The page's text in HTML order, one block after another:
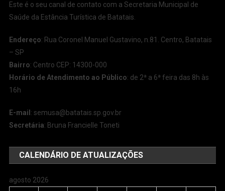
Este é o seu canal de contato com a Secretaria Municipal de
Saúde da Estância Turística de Batatais.
Endereço: Rua Coronel Manuel Gustavino, n.81. Centro, Batatais
– SP
Bairro: Centro CEP: 14300-000
Horário de Atendimento ao Público: de 2ª a 6ª feira das 8h às
16h
E-mail :semusa@batatais.sp.gov.br
Secretária: Bruna Francielle Toneti
CALENDÁRIO DE ATUALIZAÇÕES
agosto 2026